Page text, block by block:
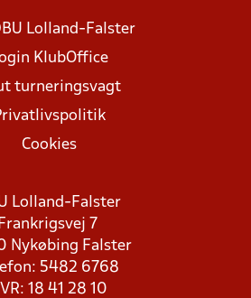
Lolland-Falster
KlubOffice
turneringsvagt
Cookies
Lolland-Falster
Frankrigsvej 7
Nykøbing Falster
5482 6768
18 41 28 10